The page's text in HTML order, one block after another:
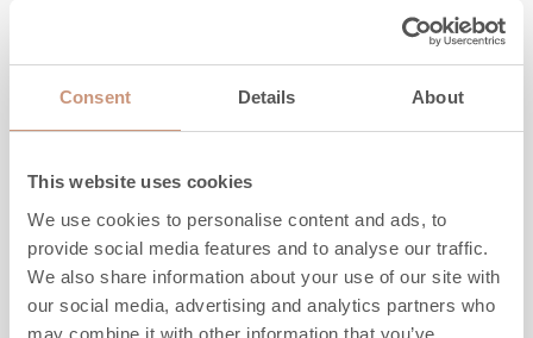
Consent Details About
This website uses cookies
We use cookies to personalise content and ads, to
provide social media features and to analyse our traffic.
We also share information about your use of our site with
our social media, advertising and analytics partners who
may combine it with other information that you’ve